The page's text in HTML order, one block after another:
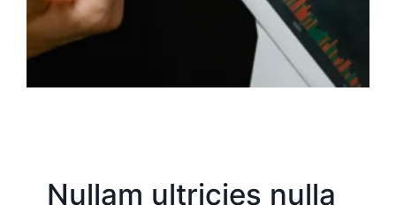
Nullam ultricies nulla